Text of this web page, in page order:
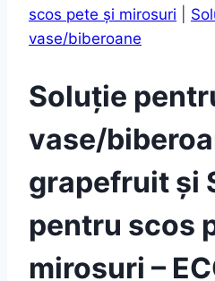
scos pete și mirosuri
vase/biberoane
Soluție
vase/
grapefruit și
pentru scos
mirosuri –